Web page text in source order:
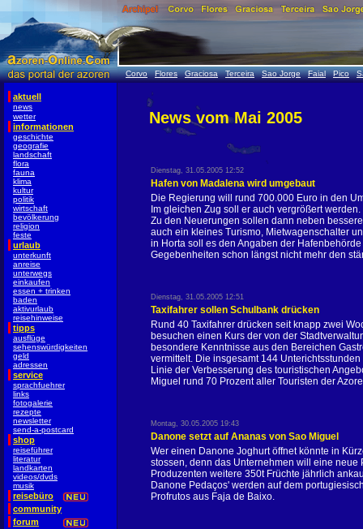
Corvo Flores Graciosa Terceira Sao Jorge Faial Pico
aktuell
news
wetter
informationen
geschichte
geografie
landschaft
flora
fauna
klima
kultur
politik
wirtschaft
bevölkerung
religion
feste
urlaub
unterkunft
anreise
unterwegs
einkaufen
essen + trinken
baden
aktivurlaub
reisehinweise
tipps
ausflüge
sehenswürdigkeiten
geld
adressen
service
sprachfuehrer
links
fotogalerie
rezepte
newsletter
send-a-postcard
shop
reiseführer
literatur
landkarten
videos/dvds
musik
reisebüro
community
forum
News vom Mai 2005
Dienstag, 31.05.2005 12:52
Hafen von Madalena wird umgebaut
Die Regierung will rund 700.000 Euro in den
Im gleichen Zug soll er auch vergrößert
Zu den Neuerungen sollen dann neben
auch ein kleines Turismo, Mietwagenschalter
in Horta soll es den Angaben der
Gegebenheiten schon längst nicht mehr den
Dienstag, 31.05.2005 12:51
Taxifahrer sollen Schulbank drücken
Rund 40 Taxifahrer drücken seit knapp zwei
besuchen einen Kurs der von der
besondere Kenntnisse aus den Bereichen
vermittelt. Die insgesamt 144
Linie der Verbesserung des touristischen
Miguel rund 70 Prozent aller Touristen der
Montag, 30.05.2005 19:43
Danone setzt auf Ananas von Sao Miguel
Wer einen Danone Joghurt öffnet könnte in
stossen, denn das Unternehmen will eine
Produzenten weitere 350t Früchte jährlich
Danone Pedaços' werden auf dem
Profrutos aus Faja de Baixo.